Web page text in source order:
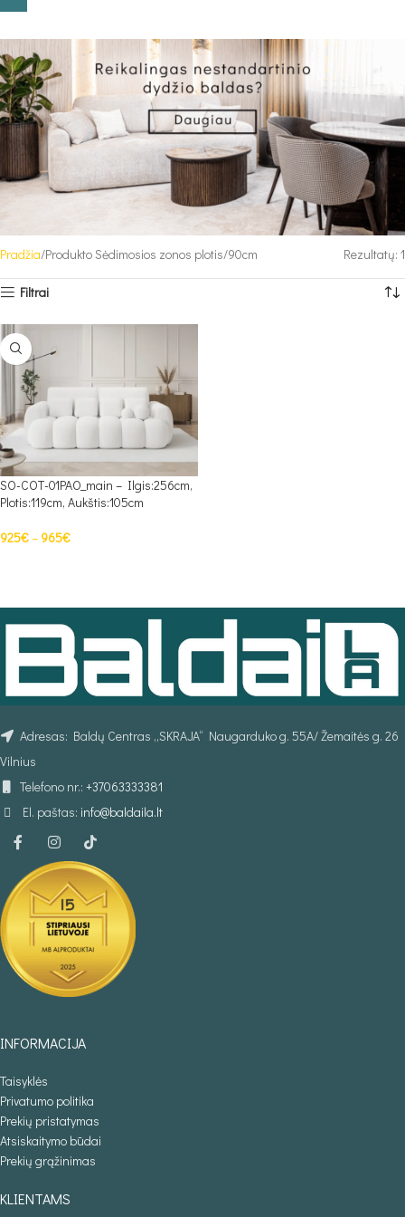
Pradžia Produkto Sėdimosios zonos plotis 90cm Rezultatų: 1
Filtrai
SO-COT-01PAO_main – Ilgis:256cm,
Plotis:119cm, Aukštis:105cm
925€– 965€
Adresas: Baldų Centras „SKRAJA“ Naugarduko g. 55A/ Žemaitės g. 26
Vilnius
Telefono nr.: +37063333381
El. paštas: info@baldaila.lt
INFORMACIJA
Taisyklės
Privatumo politika
Prekių pristatymas
Atsiskaitymo būdai
Prekių grąžinimas
KLIENTAMS